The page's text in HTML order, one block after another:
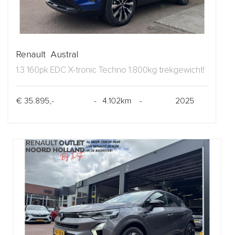
Renault Austral
1.3 160pk EDC X-tronic Techno 1.800kg trekgewicht!
€ 35.895,- - 4.102km - 2025